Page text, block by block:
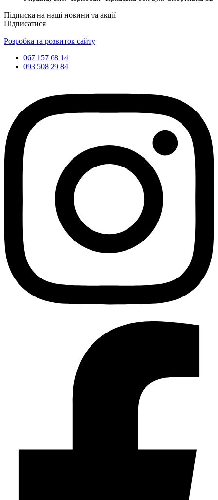
Підписка на наші новини та акції
Підписатися
Розробка та розвиток сайту
067 157 68 14
093 508 29 84